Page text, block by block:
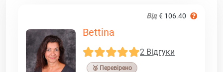
Від € 106.40
Bettina
2 Відгуки
🥉 Перевірено